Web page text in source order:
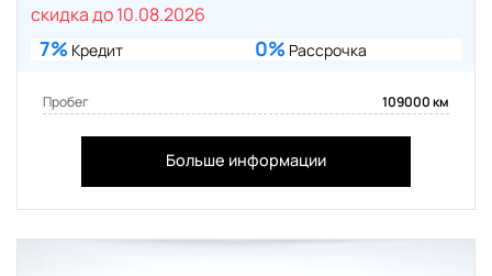
скидка до 10.08.2026
7% Кредит 0% Рассрочка
Пробег 109000 км
Больше информации